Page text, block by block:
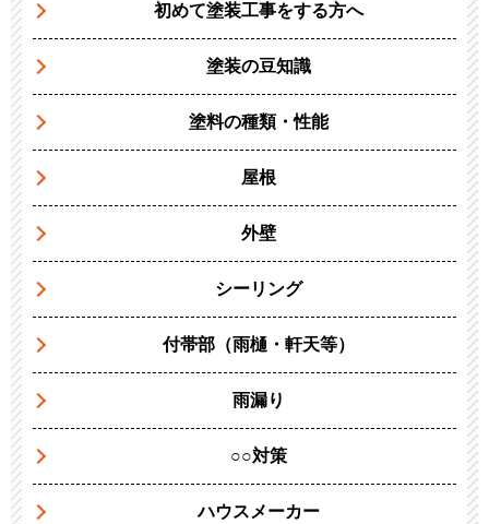
初めて塗装工事をする方へ
塗装の豆知識
塗料の種類・性能
屋根
外壁
シーリング
付帯部（雨樋・軒天等）
雨漏り
○○対策
ハウスメーカー